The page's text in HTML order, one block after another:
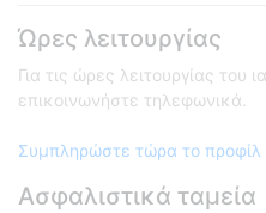
Ώρες λειτουργίας
Για τις ώρες λειτουργίας του
επικοινωνήστε τηλεφωνικά.
Συμπληρώστε τώρα το προφίλ
Ασφαλιστικά ταμεία